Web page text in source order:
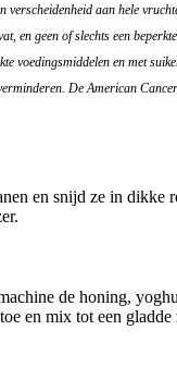
verscheidenheid aan hele
en geen of slechts een
voedingsmiddelen en met
De American
en snijd ze in dikke
de honing,
en mix tot een gladde